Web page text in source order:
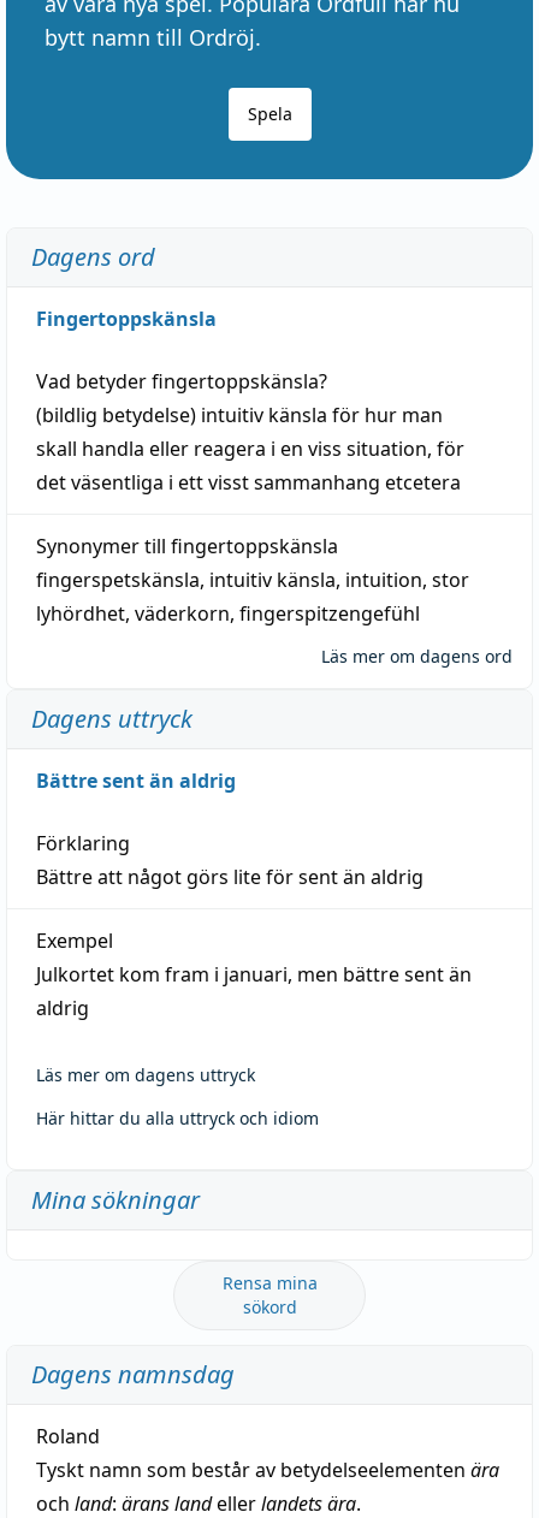
bytt namn till Ordröj.
Spela
Dagens ord
Fingertoppskänsla
Vad betyderfingertoppskänsla?
(bildlig betydelse) intuitiv känsla för hur man
skall handla eller reagera i en viss situation, för
det väsentliga i ett visstsammanhang etcetera
Synonymer till fingertoppskänsla
fingerspetskänsla, intuitiv känsla, intuition, stor
lyhördhet, väderkorn, fingerspitzengefühl
Läs mer om dagens ord
Dagens uttryck
Bättre sent än aldrig
Förklaring
Bättre att något görs lite för sent än aldrig
Exempel
Julkortet kom fram i januari, men bättre sent än
aldrig
Läs mer om dagens uttryck
Här hittar du alla uttryck och idiom
Mina sökningar
Rensa mina
sökord
Dagens namnsdag
Roland
Tyskt namn som består av betydelseelementen ära
och land: ärans landellerlandets ära.